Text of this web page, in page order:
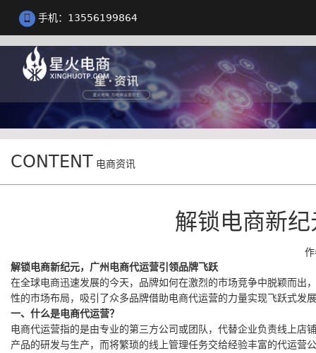
手机：13556199864
CONTENT 电商资讯
解锁电商新
解锁电商新纪元，广州电商代运营引领品牌飞跃
在全球电商迅速发展的今天，品牌如何在激烈的市场竞争中脱颖而出
性的市场布局，吸引了众多品牌借助电商代运营的力量实现飞跃式发
一、什么是电商代运营？
电商代运营指的是由专业的第三方公司或团队，代替企业负责线上
产品的研发与生产，而将繁琐的线上管理任务交给经验丰富的代运营